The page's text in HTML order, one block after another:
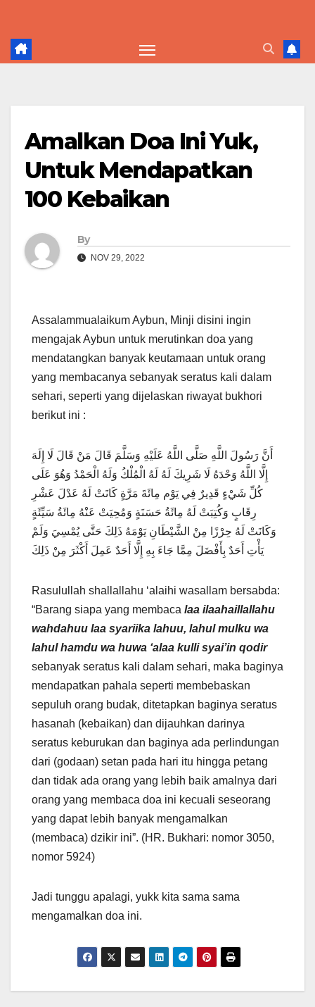
content
Amalkan Doa Ini Yuk,
Untuk Mendapatkan
100 Kebaikan
By
NOV 29, 2022
Assalammualaikum Aybun, Minji disini ingin
mengajak Aybun untuk merutinkan doa yang
mendatangkan banyak keutamaan untuk orang
yang membacanya sebanyak seratus kali dalam
sehari, seperti yang dijelaskan riwayat bukhori
berikut ini :
أَنَّ رَسُولَ اللَّهِ صَلَّى اللَّهُ عَلَيْهِ وَسَلَّمَ قَالَ مَنْ قَالَ لَا إِلَهَ
إِلَّا اللَّهُ وَحْدَهُ لَا شَرِيكَ لَهُ لَهُ الْمُلْكُ وَلَهُ الْحَمْدُ وَهُوَ عَلَى
كُلِّ شَيْءٍ قَدِيرٌ فِي يَوْم مِائَةَ مَرَّةٍ كَانَتْ لَهُ عَدْلَ عَشْرِ
رِقَابٍ وَكُتِبَتْ لَهُ مِائَةُ حَسَنَةٍ وَمُحِيَتْ عَنْهُ مِائَةُ سَيِّئَةٍ
وَكَانَتْ لَهُ حِرْزًا مِنْ الشَّيْطَانِ يَوْمَهُ ذَلِكَ حَتَّى يُمْسِيَ وَلَمْ
يَأْتِ أَحَدٌ بِأَفْضَلَ مِمَّا جَاءَ بِهِ إِلَّا أَحَدٌ عَمِلَ أَكْثَرَ مِنْ ذَلِكَ
Rasulullah shallallahu ‘alaihi wasallam bersabda:
“Barang siapa yang membaca laa ilaahaillallahu
wahdahuu laa syariika lahuu, lahul mulku wa
lahul hamdu wa huwa ‘alaa kulli syai’in qodir
sebanyak seratus kali dalam sehari, maka baginya
mendapatkan pahala seperti membebaskan
sepuluh orang budak, ditetapkan baginya seratus
hasanah (kebaikan) dan dijauhkan darinya
seratus keburukan dan baginya ada perlindungan
dari (godaan) setan pada hari itu hingga petang
dan tidak ada orang yang lebih baik amalnya dari
orang yang membaca doa ini kecuali seseorang
yang dapat lebih banyak mengamalkan
(membaca) dzikir ini”. (HR. Bukhari: nomor 3050,
nomor 5924)
Jadi tunggu apalagi, yukk kita sama sama
mengamalkan doa ini.